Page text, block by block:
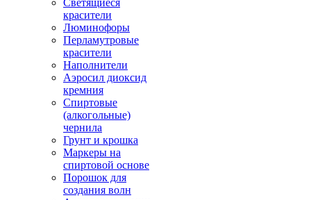
Светящиеся
красители
Люминофоры
Перламутровые
красители
Наполнители
Аэросил диоксид
кремния
Спиртовые
(алкогольные)
чернила
Грунт и крошка
Маркеры на
спиртовой основе
Порошок для
создания волн